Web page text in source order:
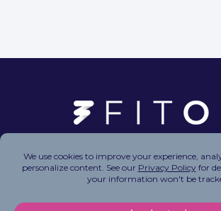
Copyright © 2026 FitOn Inc. All